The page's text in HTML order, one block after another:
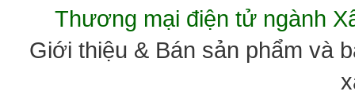
Thương mại điện tử ngành
Giới thiệu & Bán sản phẩm và